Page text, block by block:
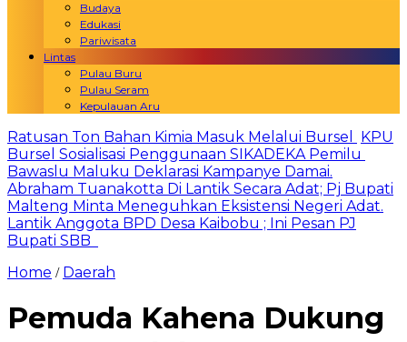
Budaya
Edukasi
Pariwisata
Lintas
Pulau Buru
Pulau Seram
Kepulauan Aru
Ratusan Ton Bahan Kimia Masuk Melalui Bursel
KPU
Bursel Sosialisasi Penggunaan SIKADEKA Pemilu
Bawaslu Maluku Deklarasi Kampanye Damai.
Abraham Tuanakotta Di Lantik Secara Adat; Pj Bupati
Malteng Minta Meneguhkan Eksistensi Negeri Adat.
Lantik Anggota BPD Desa Kaibobu ; Ini Pesan PJ
Bupati SBB
Home / Daerah
Pemuda Kahena Dukung